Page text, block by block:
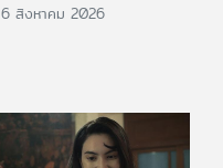
6 สิงหาคม 2026